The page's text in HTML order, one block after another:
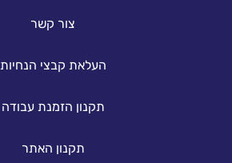
צור קשר
העלאת קבצי הנחיות
תקנון הזמנת עבודה
תקנון האתר